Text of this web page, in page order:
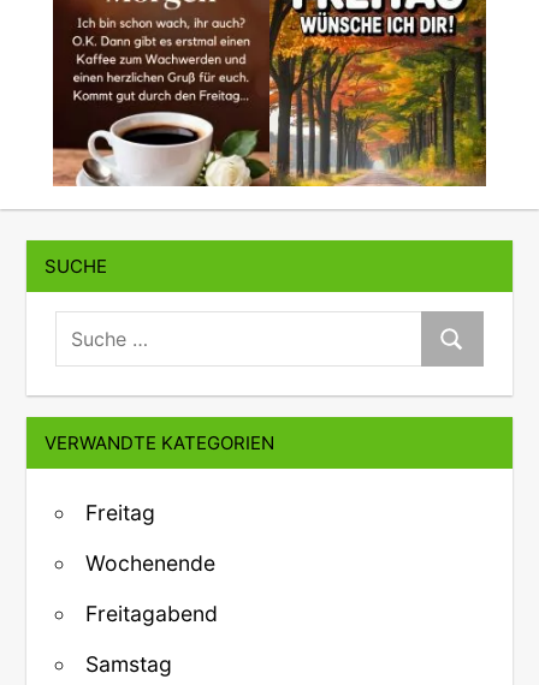
SUCHE
suche:
Suche
VERWANDTE KATEGORIEN
Freitag
Wochenende
Freitagabend
Samstag